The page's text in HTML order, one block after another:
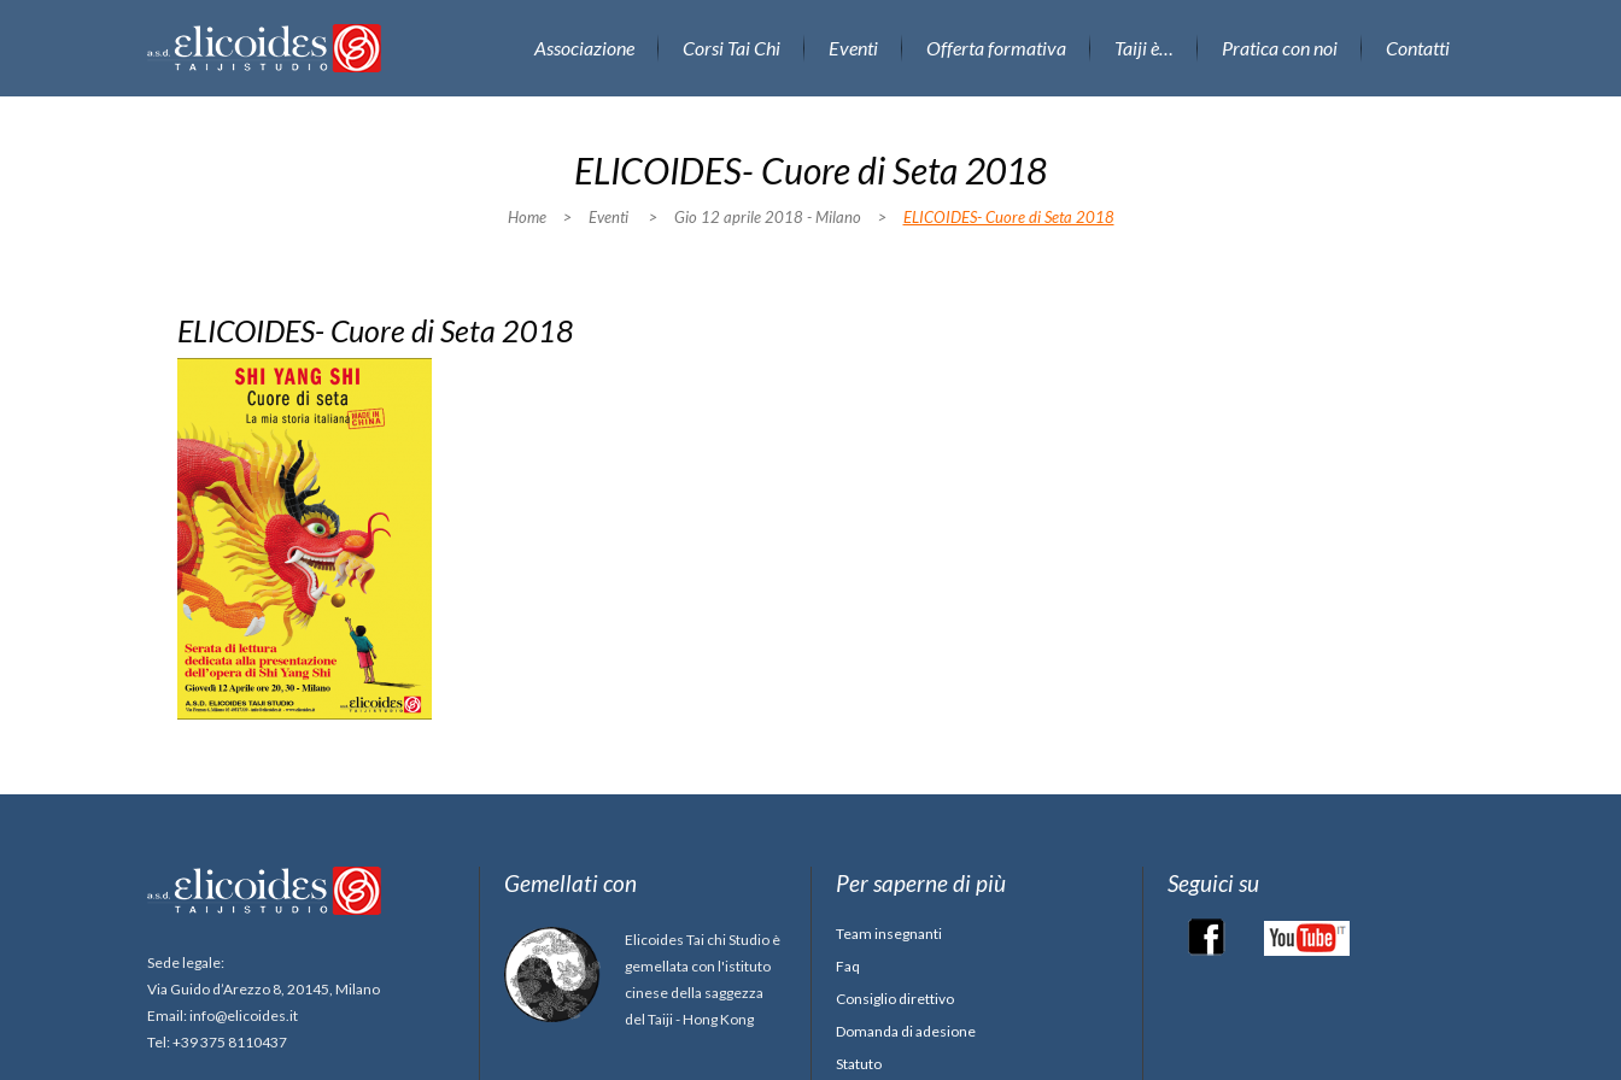
Associazione Corsi Tai Chi Eventi Offerta formativa Taiji è… Pratica con noi Contatti
ELICOIDES- Cuore di Seta 2018
Home > Eventi > Gio 12 aprile 2018 - Milano > ELICOIDES- Cuore di Seta 2018
ELICOIDES- Cuore di Seta 2018
Sede legale:
Via Guido d’Arezzo 8, 20145, Milano
Email: info@elicoides.it
Tel: +39 375 8110437
Gemellati con
Elicoides Tai chi Studio è
gemellata con l'istituto
cinese della saggezza
del Taiji - Hong Kong
Per saperne di più
Team insegnanti
Faq
Consiglio direttivo
Domanda di adesione
Statuto
Seguici su